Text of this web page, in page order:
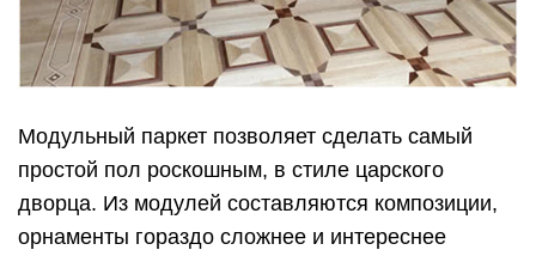
Модульный паркет позволяет сделать самый
простой пол роскошным, в стиле царского
дворца. Из модулей составляются композиции,
орнаменты гораздо сложнее и интереснее